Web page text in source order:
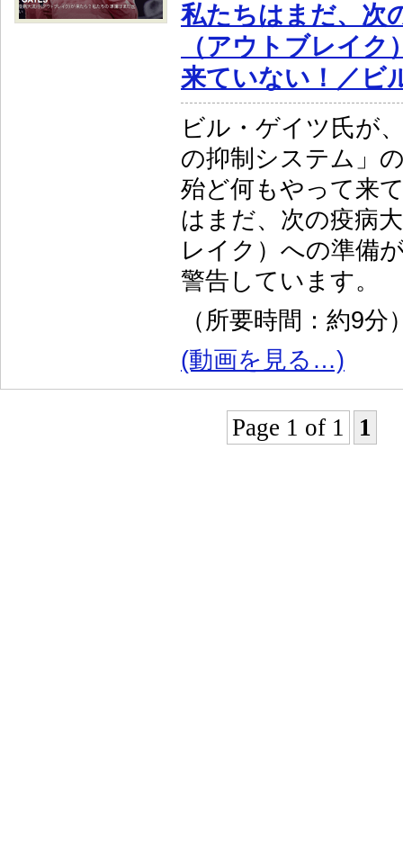
私たちはまだ、次
（アウトブレイク
来ていない！／ビ
ビル・ゲイツ氏が
の抑制システム」
殆ど何もやって来
はまだ、次の疫病
レイク）への準備
警告しています。
（所要時間：約9分
(動画を見る…)
Page 1 of 1 1